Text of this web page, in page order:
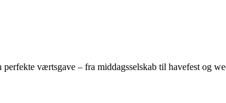
perfekte værtsgave – fra middagsselskab til havefest og